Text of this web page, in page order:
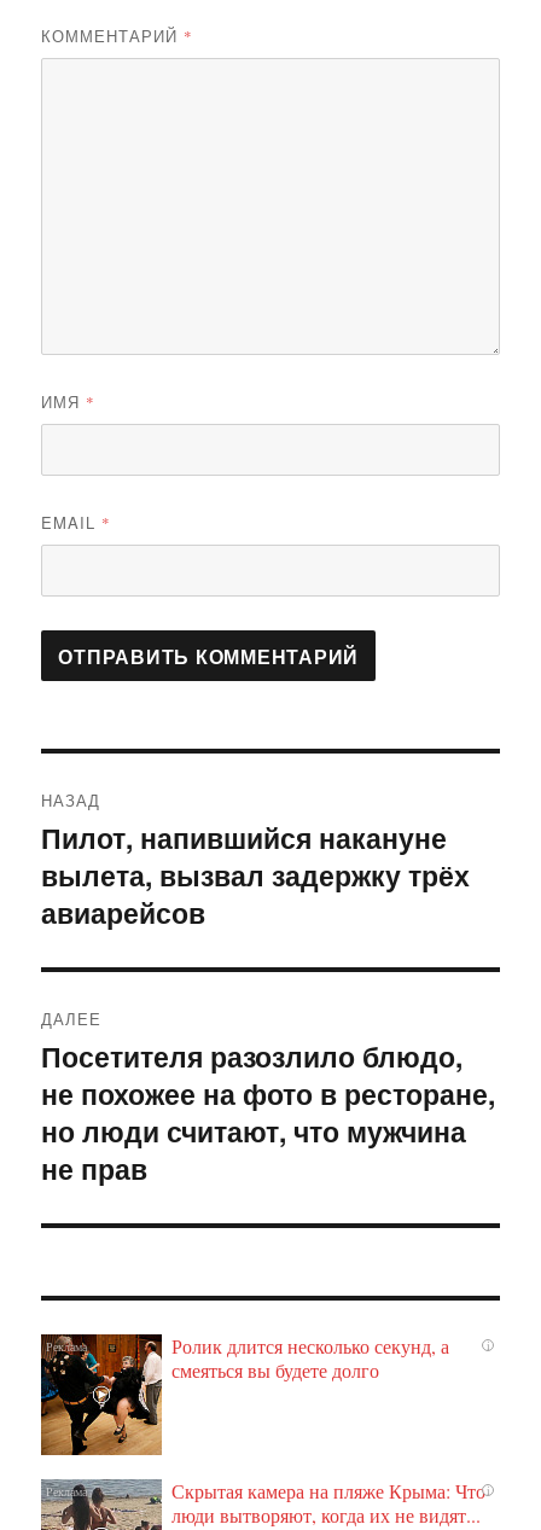
КОММЕНТАРИЙ *
ИМЯ *
EMAIL *
по
записям
НАЗАД
Предыдущая
запись:
Пилот, напившийся накануне
вылета, вызвал задержку трёх
авиарейсов
ДАЛЕЕ
Следующая
запись:
Посетителя разозлило блюдо,
не похожее на фото в ресторане,
но люди считают, что мужчина
не прав
i
Ролик длится несколько секунд, а
смеяться вы будете долго
i
Скрытая камера на пляже Крыма: Что
люди вытворяют, когда их не видят...